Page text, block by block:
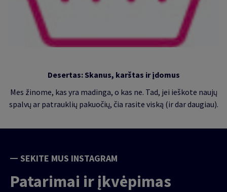
Desertas: Skanus, karštas ir įdomus
Mes žinome, kas yra madinga, o kas ne. Tad, jei ieškote naujų
spalvų ar patrauklių pakuočių, čia rasite viską (ir dar daugiau).
SEKITE MUS INSTAGRAM
Patarimai ir įkvėpimas